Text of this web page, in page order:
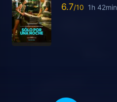
6.7 1h 42min